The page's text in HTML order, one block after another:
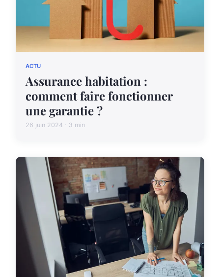
ACTU
Assurance habitation :
comment faire fonctionner
une garantie ?
26 juin 2024 · 3 min